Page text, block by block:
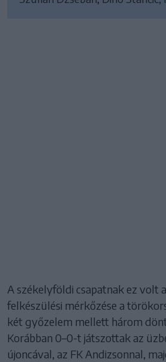
A székelyföldi csapatnak ez volt
felkészülési mérkőzése a
két győzelem mellett három
Korábban 0–0-t játszottak az
újoncával, az FK Andizsonnal,